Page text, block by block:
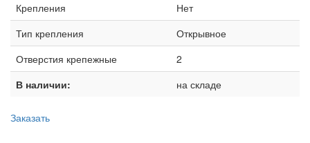
Крепления
Нет
Тип крепления
Открывное
Отверстия крепежные
2
В наличии:
на складе
Заказать